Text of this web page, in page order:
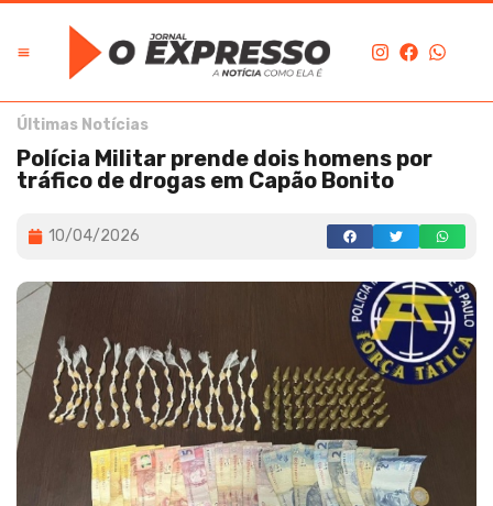
Últimas Notícias
Polícia Militar prende dois homens por
tráfico de drogas em Capão Bonito
10/04/2026